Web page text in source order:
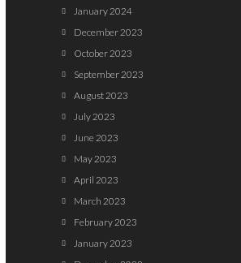
January 2024
December 2023
October 2023
September 2023
August 2023
July 2023
June 2023
May 2023
April 2023
March 2023
February 2023
January 2023